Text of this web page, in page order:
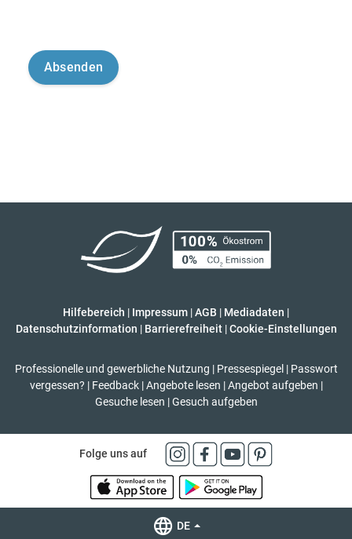
Hilfebereich | Impressum |AGB | Mediadaten |
Datenschutzinformation | Barrierefreiheit | Cookie-Einstellungen
Professionelle und gewerbliche Nutzung | Pressespiegel | Passwort
vergessen? | Feedback | Angebote lesen | Angebot aufgeben |
Gesuche lesen | Gesuch aufgeben
Folge uns auf
DE